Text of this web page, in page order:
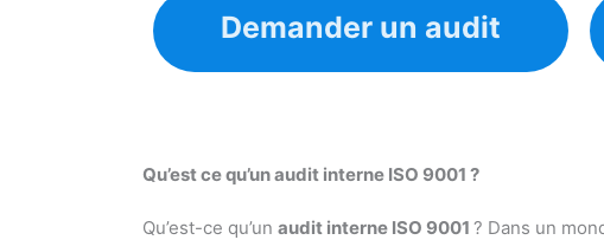
Demander un audit
Qu’est ce qu’un audit interne ISO 9001 ?
Qu’est-ce qu’unaudit interne ISO 9001? Dans un